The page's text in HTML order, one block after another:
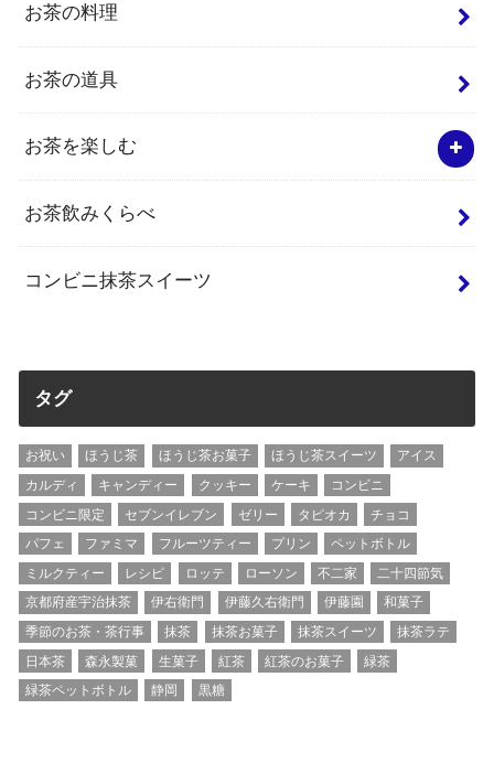
お茶の料理
お茶の道具
お茶を楽しむ
お茶飲みくらべ
コンビニ抹茶スイーツ
タグ
お祝い ほうじ茶 ほうじ茶お菓子 ほうじ茶スイーツ
アイス
カルディ
キャンディー クッキー ケーキ
コンビニ
コンビニ限定
セブンイレブン ゼリー タピオカ
チョコ
パフェ
ファミマ フルーツティー プリン
ペットボトル
ミルクティー
レシピ ロッテ ローソン 不二家
二十四節気
京都府産宇治抹茶
伊右衛門 伊藤久右衛門 伊藤園
和菓子
季節のお茶・茶行事
抹茶 抹茶お菓子 抹茶スイーツ
抹茶ラテ
日本茶
森永製菓 生菓子 紅茶 紅茶のお菓子
緑茶
緑茶ペットボトル
静岡 黒糖